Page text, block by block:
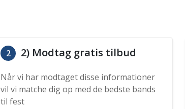
2 2) Modtag gratis tilbud
Når vi har modtaget disse informationer
vil vi matche dig op med de bedste bands
til fest